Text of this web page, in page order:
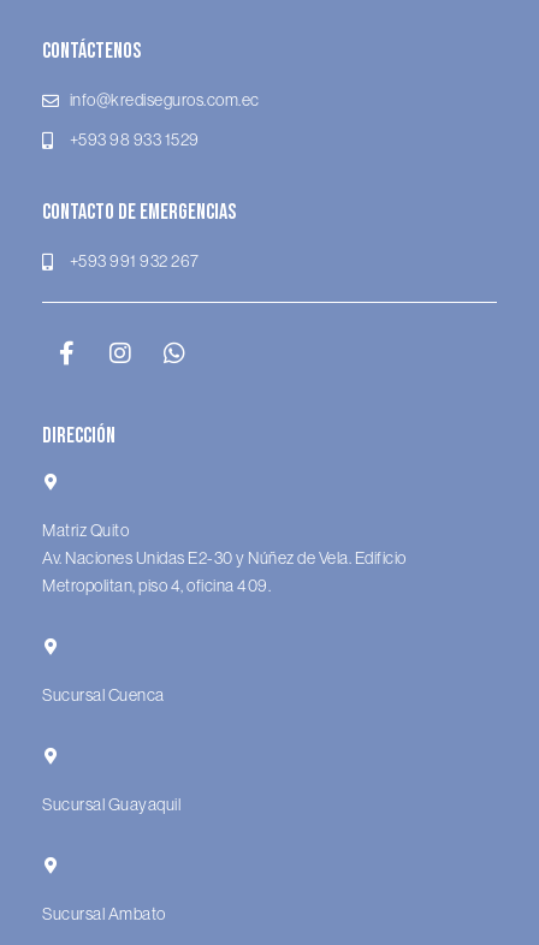
Contáctenos
info@krediseguros.com.ec
+593 98 933 1529
Contacto de Emergencias
+593 991 932 267
Dirección
Matriz Quito
Av. Naciones Unidas E2-30 y Núñez de Vela. Edificio
Metropolitan, piso 4, oficina 409.
Sucursal Cuenca
Sucursal Guayaquil
Sucursal Ambato